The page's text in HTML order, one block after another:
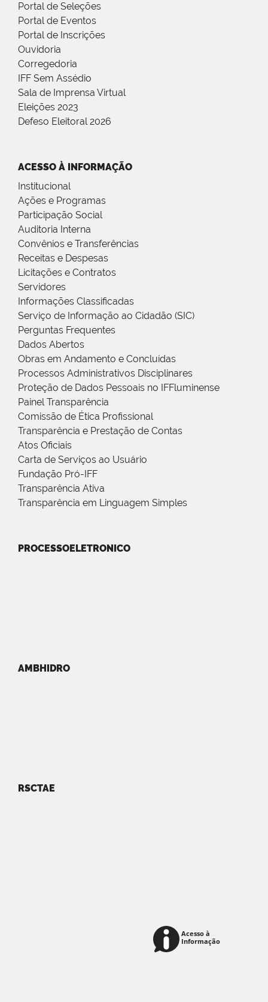
Portal de Seleções
Portal de Eventos
Portal de Inscrições
Ouvidoria
Corregedoria
IFF Sem Assédio
Sala de Imprensa Virtual
Eleições 2023
Defeso Eleitoral 2026
ACESSO À INFORMAÇÃO
Institucional
Ações e Programas
Participação Social
Auditoria Interna
Convênios e Transferências
Receitas e Despesas
Licitações e Contratos
Servidores
Informações Classificadas
Serviço de Informação ao Cidadão (SIC)
Perguntas Frequentes
Dados Abertos
Obras em Andamento e Concluídas
Processos Administrativos Disciplinares
Proteção de Dados Pessoais no IFFluminense
Painel Transparência
Comissão de Ética Profissional
Transparência e Prestação de Contas
Atos Oficiais
Carta de Serviços ao Usuário
Fundação Pró-IFF
Transparência Ativa
Transparência em Linguagem Simples
PROCESSOELETRONICO
AMBHIDRO
RSCTAE